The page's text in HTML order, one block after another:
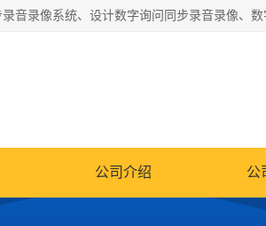
公司介绍 公